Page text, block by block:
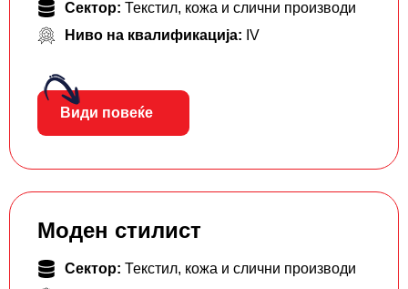
Сектор: Текстил, кожа и слични производи
Ниво на квалификација: IV
Види повеќе
Моден стилист
Сектор: Текстил, кожа и слични производи